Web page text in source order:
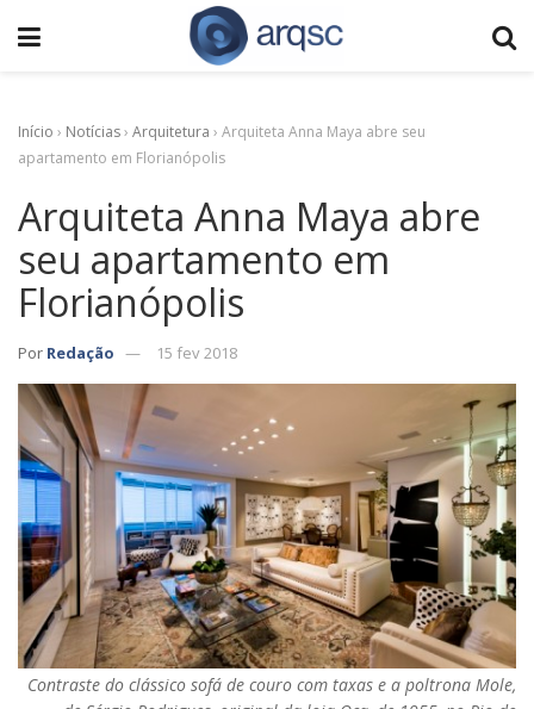
Início › Notícias› Arquitetura › Arquiteta Anna Maya abre seu
apartamento em Florianópolis
Arquiteta Anna Maya abre
seu apartamento em
Florianópolis
Por Redação 15 fev 2018
Contraste do clássico sofá de couro com taxas e a poltrona Mole,